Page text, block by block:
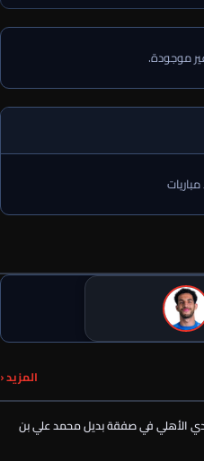
موجودة.
المزيد ‹
الأهلي في صفقة بديل محمد علي بن